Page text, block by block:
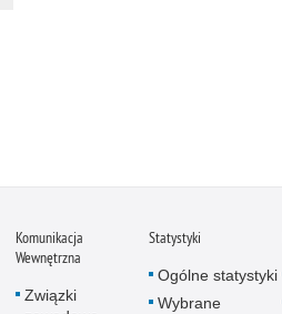
Komunikacja
Wewnętrzna
Związki
Statystyki
Ogólne statystyki
Wybrane